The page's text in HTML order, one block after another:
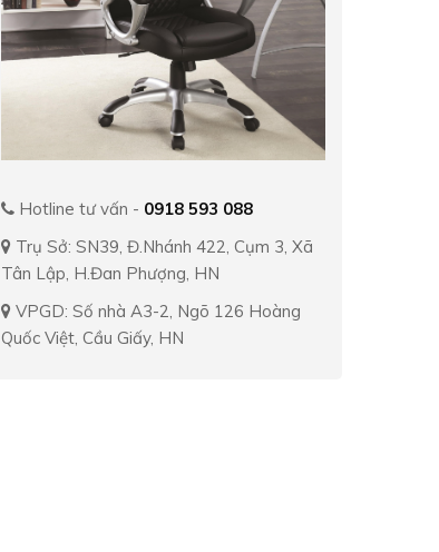
Hotline tư vấn - 0918 593 088
Trụ Sở: SN39, Đ.Nhánh 422, Cụm 3, Xã
Tân Lập, H.Đan Phượng, HN
VPGD: Số nhà A3-2, Ngõ 126 Hoàng
Quốc Việt, Cầu Giấy, HN